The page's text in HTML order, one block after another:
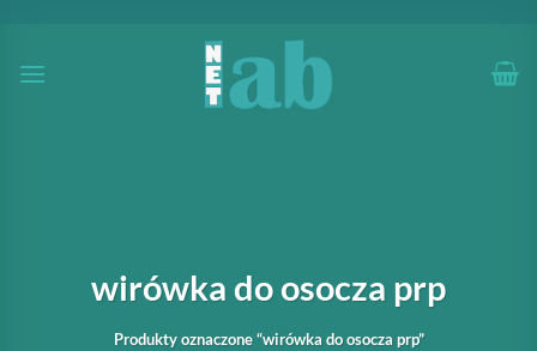
zawartości
wirówka do osocza prp
Produkty oznaczone “wirówka do osocza prp”